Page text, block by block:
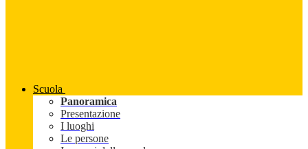
Scuola
Panoramica
Presentazione
I luoghi
Le persone